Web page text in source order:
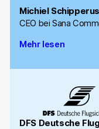
Michiel Schipperus
CEO bei Sana
Mehr lesen
DFS Deutsche